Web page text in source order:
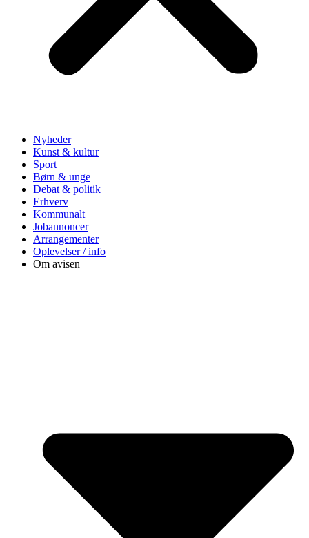
Nyheder
Kunst & kultur
Sport
Børn & unge
Debat & politik
Erhverv
Kommunalt
Jobannoncer
Arrangementer
Oplevelser / info
Om avisen